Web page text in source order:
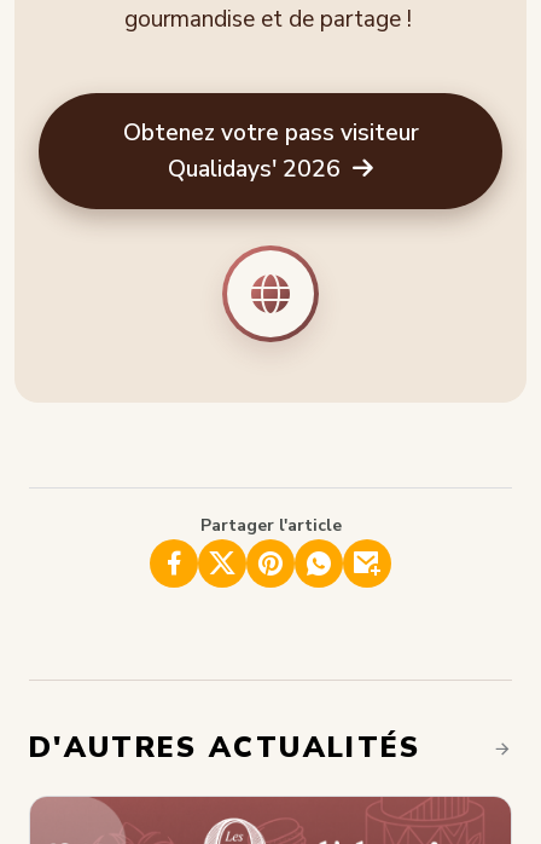
gourmandise et de partage !
Obtenez votre pass visiteur
Qualidays' 2026
Partager l'article
D'AUTRES ACTUALITÉS